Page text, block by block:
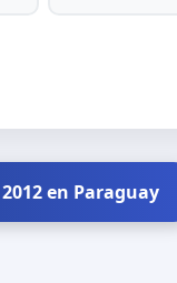
en Paraguay